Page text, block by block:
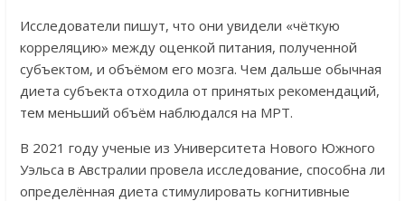
Исследователи пишут, что они увидели «чёткую
корреляцию» между оценкой питания, полученной
субъектом, и объёмом его мозга. Чем дальше обычная
диета субъекта отходила от принятых рекомендаций,
тем меньший объём наблюдался на МРТ.
В 2021 году ученые из Университета Нового Южного
Уэльса в Австралии провела исследование, способна ли
определённая диета стимулировать когнитивные